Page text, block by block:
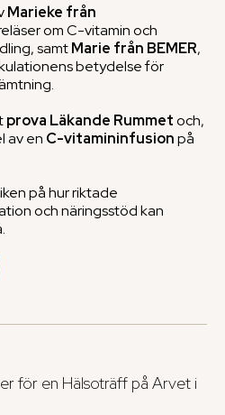
Marieke från
om C-vitamin och
samtMarie från BEMER,
betydelse för
prova Läkande Rummetoch,
av en C-vitamininfusionpå
på hur riktade
och näringsstöd kan
för en Hälsoträff på Arvet i